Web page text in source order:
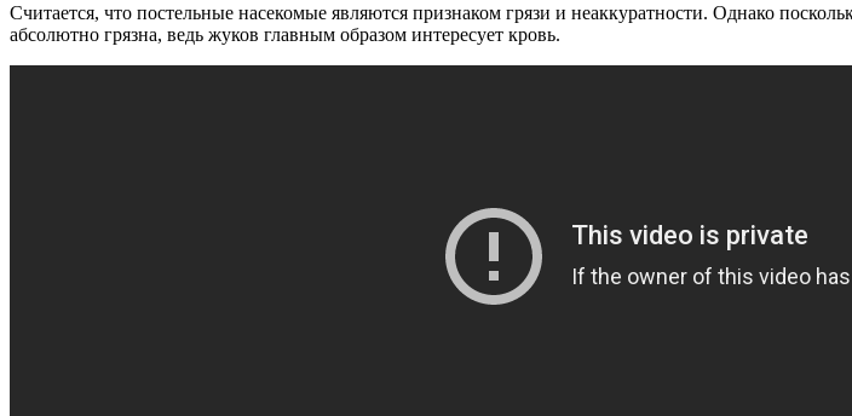
Считается, что постельные насекомые являются признаком грязи и неаккуратности. Однако
абсолютно грязна, ведь жуков главным образом интересует кровь.